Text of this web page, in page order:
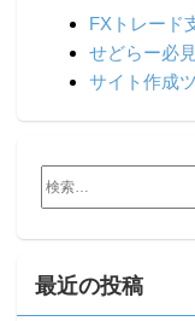
FXトレード
せどらー必
サイト作成
検
索:
最近の投稿